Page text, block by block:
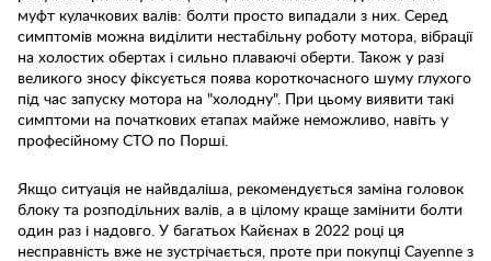
муфт кулачкових валів: болти просто випадали з них. Серед
симптомів можна виділити нестабільну роботу мотора, вібрації
на холостих обертах і сильно плаваючі оберти. Також у разі
великого зносу фіксується поява короткочасного шуму глухого
під час запуску мотора на "холодну". При цьому виявити такі
симптоми на початкових етапах майже неможливо, навіть у
професійному СТО по Порші.
Якщо ситуація не найвдаліша, рекомендується заміна головок
блоку та розподільних валів, а в цілому краще замінити болти
один раз і надовго. У багатьох Кайєнах в 2022 році ця
несправність вже не зустрічається, проте при покупці Cayenne з